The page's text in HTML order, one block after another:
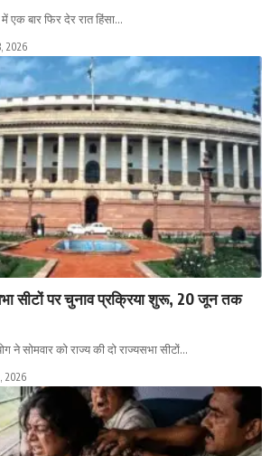
बार फिर देर रात हिंसा…
2026
सीटों पर चुनाव प्रक्रिया शुरू, 20 जून तक
ने सोमवार को राज्य की दो राज्यसभा सीटों…
2026